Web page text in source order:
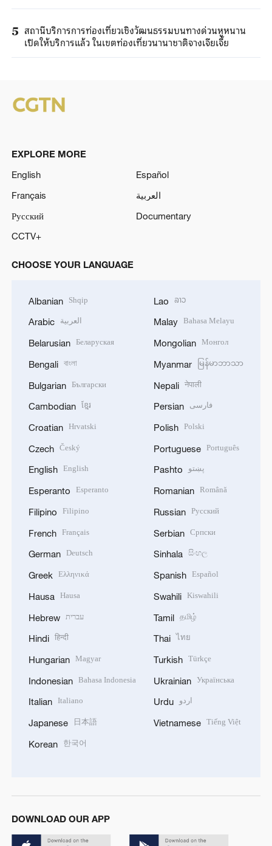
5 สถานีบริการการท่องเที่ยวเชิงวัฒนธรรมบนทางด่วนหูหนาน
เปิดให้บริการแล้ว ในเขตท่องเที่ยวนานาชาติจางเจียเจี้ย
EXPLORE MORE
English
Español
Français
العربية
Русский
Documentary
CCTV+
CHOOSE YOUR LANGUAGE
Albanian Shqip
Arabic العربية
Belarusian Беларуская
Bengali বাংলা
Bulgarian Български
Cambodian ខ្មែរ
Croatian Hrvatski
Czech Český
English English
Esperanto Esperanto
Filipino Filipino
French Français
German Deutsch
Greek Ελληνικά
Hausa Hausa
Hebrew עברית
Hindi हिन्दी
Hungarian Magyar
Indonesian Bahasa Indonesia
Italian Italiano
Japanese 日本語
Korean 한국어
Lao ລາວ
Malay Bahasa Melayu
Mongolian Монгол
Myanmar မြန်မာဘာသာ
Nepali नेपाली
Persian فارسی
Polish Polski
Portuguese Português
Pashto پښتو
Romanian Română
Russian Русский
Serbian Српски
Sinhala සිංහල
Spanish Español
Swahili Kiswahili
Tamil தமிழ்
Thai ไทย
Turkish Türkçe
Ukrainian Українська
Urdu اردو
Vietnamese Tiếng Việt
DOWNLOAD OUR APP